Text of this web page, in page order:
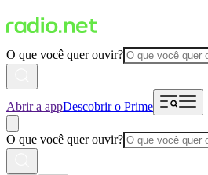
O que você quer ouvir?
Abrir a appDescobrir o Prime
O que você quer ouvir?